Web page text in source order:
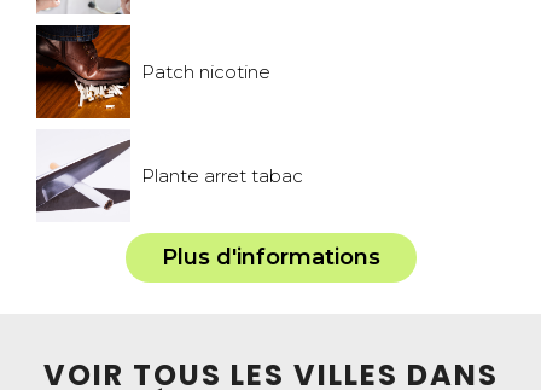
Patch nicotine
Plante arret tabac
Plus d'informations
VOIR TOUS LES VILLES DANS